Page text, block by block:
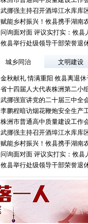
武挪强主持召开酒埠江水库库
赋能乡村振兴！攸县携手湖南
问询面对面 评议实打实：攸县
攸县举行处级领导干部荣誉退
城乡同治 文明建设
金秋献礼 情满重阳 攸县离退
省十四届人大代表株洲第二小
武挪强宣讲党的二十届三中全
李鹏程暗访烟花鞭炮安全生产
株洲市普通高中质量建设工作
武挪强主持召开酒埠江水库库
赋能乡村振兴！攸县携手湖南
问询面对面 评议实打实：攸县
攸县举行处级领导干部荣誉退